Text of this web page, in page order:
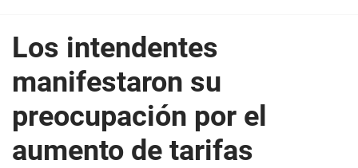
Los intendentes
manifestaron su
preocupación por el
aumento de tarifas